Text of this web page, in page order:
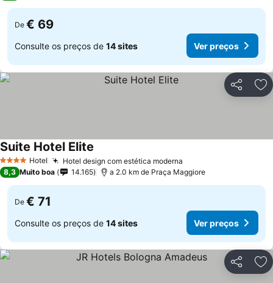
De € 69
Consulte os preços de 14 sites Ver preços
Partilhar
4 EstrelasHotel Hotel design com estética moderna
Suite Hotel Elite
8,3 Muito boa 14.165 a 2.0 km de Praça Maggiore
De € 71
Consulte os preços de 14 sites Ver preços
Partilhar